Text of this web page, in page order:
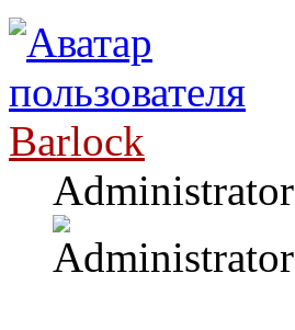
Barlock
Administrator